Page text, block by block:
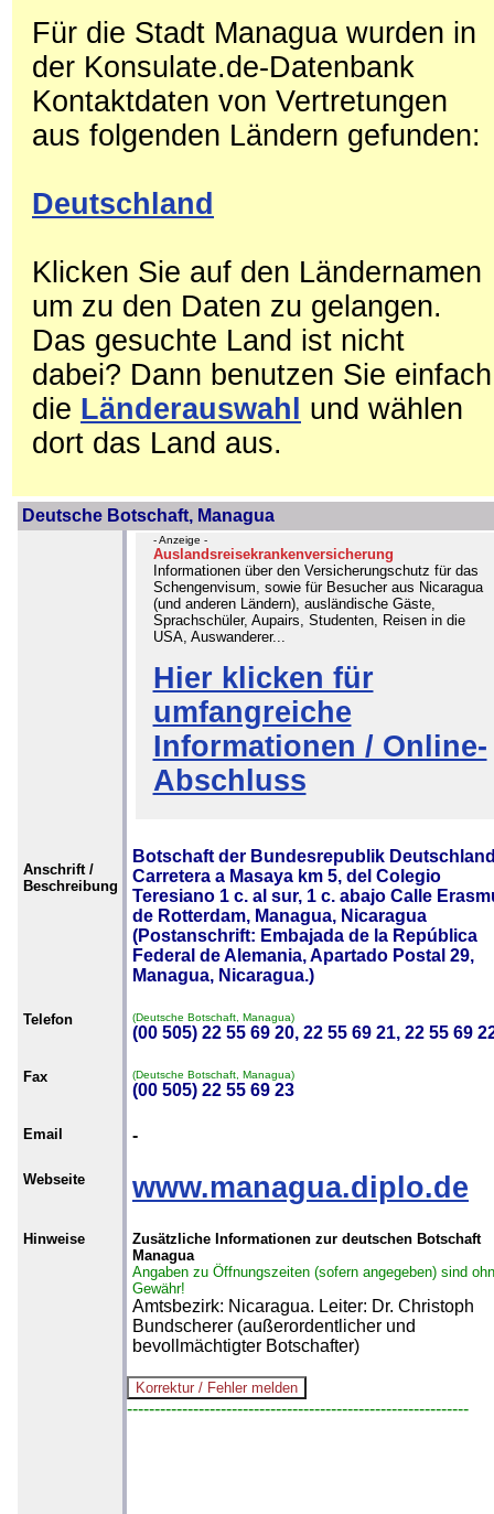
Für die Stadt Managua wurden in
der Konsulate.de-Datenbank
Kontaktdaten von Vertretungen
aus folgenden Ländern gefunden:
Deutschland
Klicken Sie auf den Ländernamen
um zu den Daten zu gelangen.
Das gesuchte Land ist nicht
dabei? Dann benutzen Sie einfach
die Länderauswahl
und wählen
dort das Land aus.
Deutsche Botschaft, Managua
- Anzeige -
Auslandsreisekrankenversicherung
Informationen über den Versicherungschutz für das
Schengenvisum, sowie für Besucher aus Nicaragua
(und anderen Ländern), ausländische Gäste,
Sprachschüler, Aupairs, Studenten, Reisen in die
USA, Auswanderer...
Hier klicken für
umfangreiche
Informationen / Online-
Abschluss
Anschrift /
Beschreibung
Botschaft der Bundesrepublik
Carretera a Masaya km 5, del Colegio
Teresiano 1 c. al sur, 1 c. abajo Calle
de Rotterdam, Managua, Nicaragua
(Postanschrift: Embajada de la República
Federal de Alemania, Apartado Postal 29,
Managua, Nicaragua.)
Telefon (Deutsche Botschaft, Managua)
(00 505) 22 55 69 20, 22 55 69 21, 22 55 69
Fax (Deutsche Botschaft, Managua)
(00 505) 22 55 69 23
Email -
Webseite www.managua.diplo.de
Hinweise
Zusätzliche Informationen zur deutschen Botschaft
Managua
Angaben zu Öffnungszeiten (sofern angegeben) sind
Gewähr!
Amtsbezirk: Nicaragua. Leiter: Dr. Christoph
Bundscherer (außerordentlicher und
bevollmächtigter Botschafter)
--------------------------------------------------------------